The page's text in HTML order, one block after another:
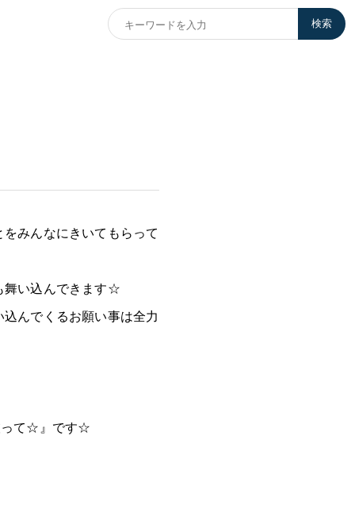
検索
みんなにきいてもらって
舞い込んできます☆
んでくるお願い事は全力
って☆』です☆